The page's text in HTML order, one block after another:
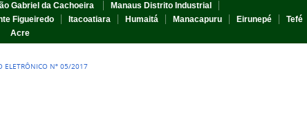
Gabriel da Cachoeira
Manaus Distrito Industrial
Figueiredo Itacoatiara Humaitá Manacapuru Eirunepé Tefé
Acre
ELETRÔNICO Nº 05/2017